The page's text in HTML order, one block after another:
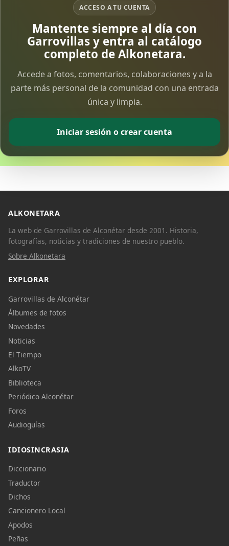
ACCESO A TU CUENTA
Mantente siempre al día con
Garrovillas y entra al catálogo
completo de Alkonetara.
Accede a fotos, comentarios, colaboraciones y a la
parte más personal de la comunidad con una entrada
única y limpia.
Iniciar sesión o crear cuenta
ALKONETARA
La web de Garrovillas de Alconétar desde 2001. Historia,
fotografías, noticias y tradiciones de nuestro pueblo.
Sobre Alkonetara
EXPLORAR
Garrovillas de Alconétar
Álbumes de fotos
Novedades
Noticias
El Tiempo
AlkoTV
Biblioteca
Periódico Alconétar
Foros
Audioguías
IDIOSINCRASIA
Diccionario
Traductor
Dichos
Cancionero Local
Apodos
Peñas